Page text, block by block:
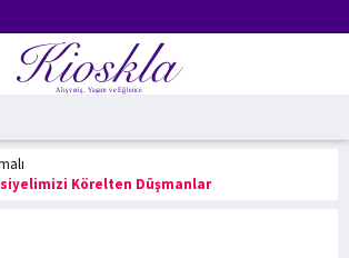
Körelten Düşmanlar